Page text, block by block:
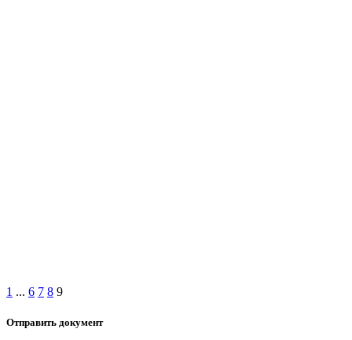
1 ... 6 7 8 9
Отправить документ